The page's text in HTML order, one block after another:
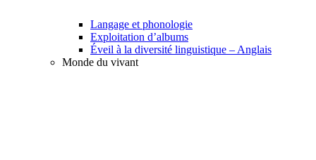
Langage et phonologie
Exploitation d’albums
Éveil à la diversité linguistique – Anglais
Monde du vivant